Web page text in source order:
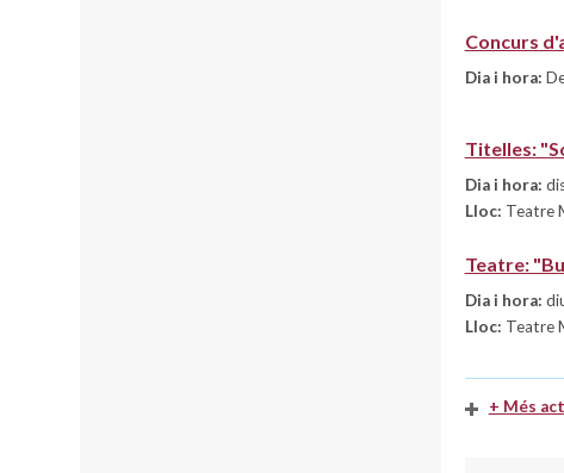
Concurs
Dia i hora:
Titelles:
Dia i hora:
Lloc: Teatre
Teatre:
Dia i hora:
Lloc: Teatre
+ Més